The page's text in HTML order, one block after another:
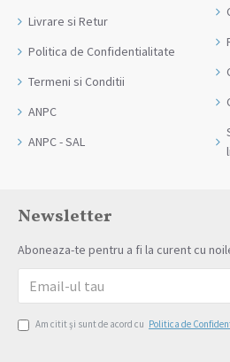
Livrare si Retur
Politica de Confidentialitate
Termeni si Conditii
ANPC
ANPC - SAL
Newsletter
Aboneaza-te pentru a fi la curent cu
Am citit şi sunt de acord cu Politica de